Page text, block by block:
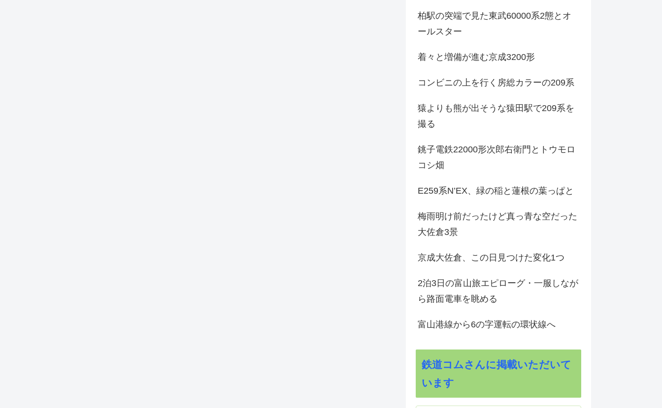
柏駅の突端で見た東武60000系2態とオ
ールスター
着々と増備が進む京成3200形
コンビニの上を行く房総カラーの209系
猿よりも熊が出そうな猿田駅で209系を
撮る
銚子電鉄22000形次郎右衛門とトウモロ
コシ畑
E259系N’EX、緑の稲と蓮根の葉っぱと
梅雨明け前だったけど真っ青な空だった
大佐倉3景
京成大佐倉、この日見つけた変化1つ
2泊3日の富山旅エピローグ・一服しなが
ら路面電車を眺める
富山港線から6の字運転の環状線へ
鉄道コムさんに掲載いただいて
います